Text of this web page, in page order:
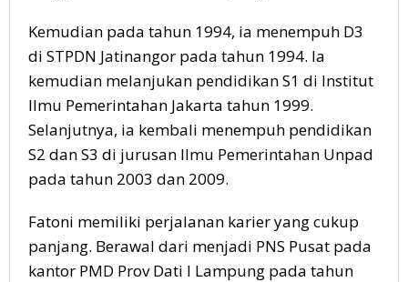
Kemudian pada tahun 1994, ia menempuh D3
di STPDN Jatinangor pada tahun 1994. Ia
kemudian melanjukan pendidikan S1 di Institut
Ilmu Pemerintahan Jakarta tahun 1999.
Selanjutnya, ia kembali menempuh pendidikan
S2 dan S3 di jurusan Ilmu Pemerintahan Unpad
pada tahun 2003 dan 2009.
Fatoni memiliki perjalanan karier yang cukup
panjang. Berawal dari menjadi PNS Pusat pada
kantor PMD Prov Dati I Lampung pada tahun